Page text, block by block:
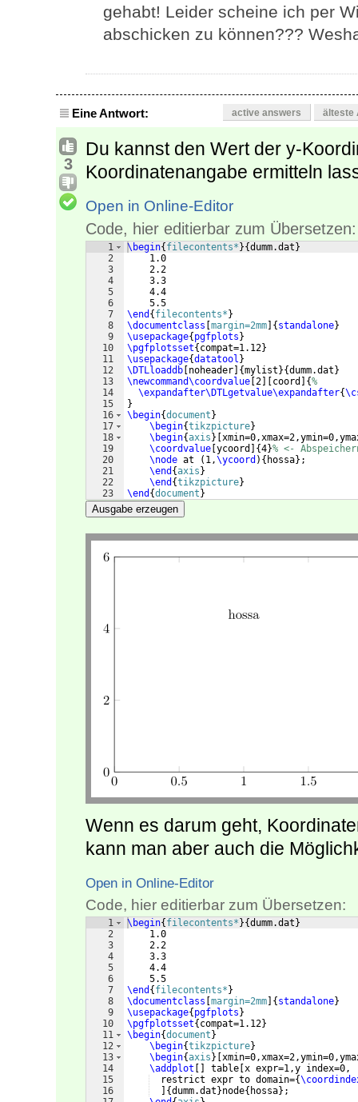
gehabt! Leider scheine ich per
abschicken zu können???
Eine Antwort: active answers älteste
3
Du kannst den Wert der y-
Koordinatenangabe ermitteln
Open in Online-Editor
Code, hier editierbar zum Übersetzen:
1
2
3
4
5
6
7
8
9
10
11
12
13
14
15
16
17
18
19
20
21
22
23
\begin{ filecontents* }{dumm.dat }
    1.0
    2.2
    3.3
    4.4
    5.5
\end { filecontents* }
\documentclass margin=2mm { standalone}
\usepackage{ pgfplots }
\pgfplotsset{ compat=1.12}
\usepackage{datatool }
\DTLloaddb noheader {mylist }{dumm.dat }
\newcommand\coordvalue 2 coord {%
\expandafter\DTLgetvalue\expandafter{
}
\begin{document }
\begin{tikzpicture}
\begin{axis }
\coordvalue ycoord {4}% <-
\node at ( 1,\ycoord ) { hossa} ;
\end {axis }
\end {tikzpicture}
\end {document }
Ausgabe erzeugen
Wenn es darum geht,
kann man aber auch die
Open in Online-Editor
Code, hier editierbar zum Übersetzen:
1
2
3
4
5
6
7
8
9
10
11
12
13
14
15
16
\begin{ filecontents* }{dumm.dat }
    1.0
    2.2
    3.3
    4.4
    5.5
\end { filecontents* }
\documentclass margin=2mm { standalone}
\usepackage{ pgfplots }
\pgfplotsset{ compat=1.12}
\begin{document }
\begin{tikzpicture}
\begin{axis }
\addplot
table x expr=1,y index=0,
  restrict expr to domain=
{
{dumm.dat }node{ hossa} ;